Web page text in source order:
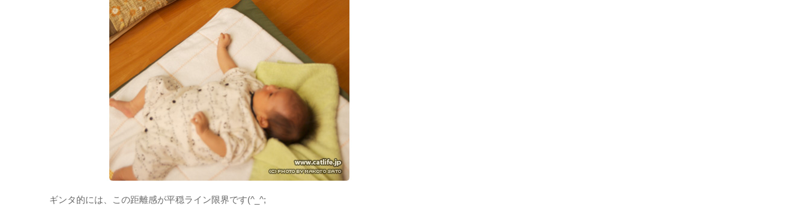
ギンタ的には、この距離感が平穏ライン限界です(^_^;